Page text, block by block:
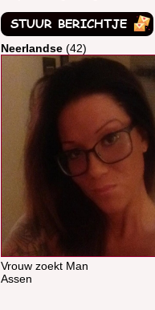
Neerlandse (42)
Vrouw zoekt Man
Assen